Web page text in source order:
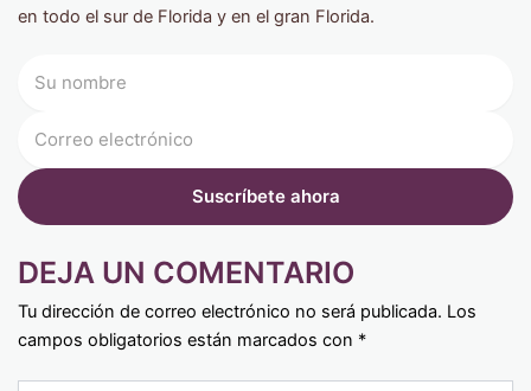
en todo el sur de Florida y en el gran Florida.
DEJA UN COMENTARIO
Tu dirección de correo electrónico no será publicada. Los
campos obligatorios están marcados con *